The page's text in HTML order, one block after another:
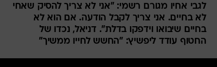
לגבי אחיו מגורם רשמי: "אני לא צריך להסיק שאחי
לא בחיים. אני צריך לקבל הודעה. אם הוא לא
בחיים שיבואו וידפקו בדלת". דניאל, נכדו של
החטוף עודד ליפשיץ: "החשש לחייו ממשיך"